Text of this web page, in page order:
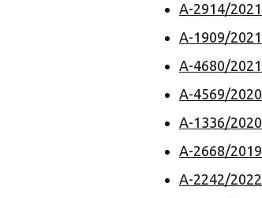
A-2914/2021
A-1909/2021
A-4680/2021
A-4569/2020
A-1336/2020
A-2668/2019
A-2242/2022